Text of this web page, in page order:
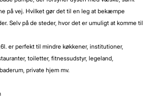
på vej. Hvilket gør det til en leg at bekæmpe
Selv på de steder, hvor det er umuligt at komme til
er perfekt til mindre køkkener, institutioner,
toiletter, fitnessudstyr, legeland,
private hjem mv.